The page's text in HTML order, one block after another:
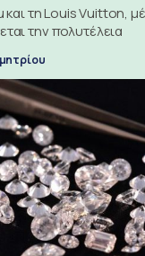
τη Louis Vuitton,
την πολυτέλεια